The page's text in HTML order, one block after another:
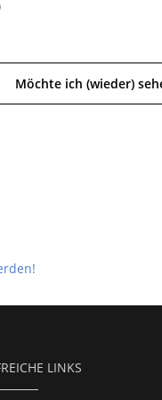
Möchte ich (wieder)
LINKS